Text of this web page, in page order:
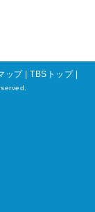
ップ TBSトップ|